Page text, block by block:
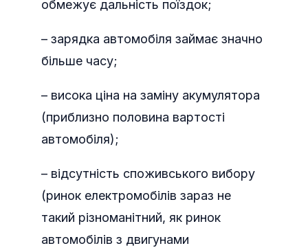
обмежує дальність поїздок;
– зарядка автомобіля займає значно
більше часу;
– висока ціна на заміну акумулятора
(приблизно половина вартості
автомобіля);
– відсутність споживського вибору
(ринок електромобілів зараз не
такий різноманітний, як ринок
автомобілів з двигунами